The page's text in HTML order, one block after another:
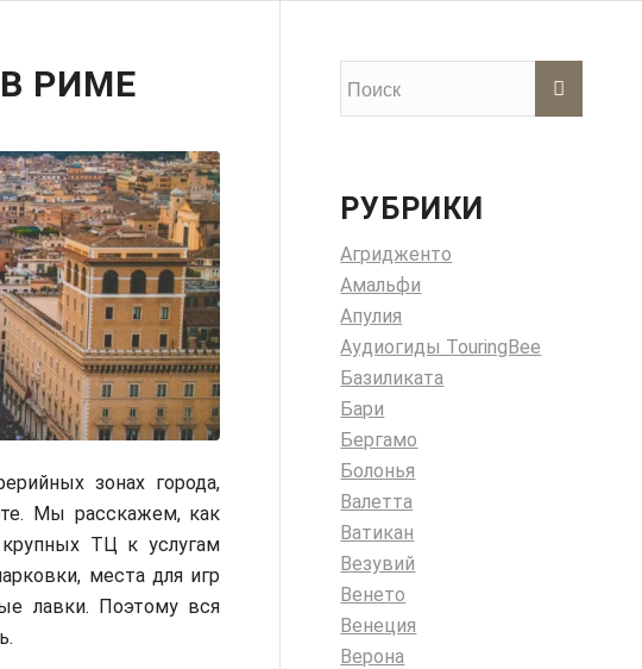
РИМЕ
зонах города,
Мы расскажем, как
ТЦ к услугам
места для игр
лавки. Поэтому вся
РУБРИКИ
Агридженто
Амальфи
Апулия
Аудиогиды TouringBee
Базиликата
Бари
Бергамо
Болонья
Валетта
Ватикан
Везувий
Венето
Венеция
Верона